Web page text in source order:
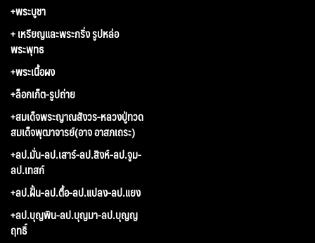
+พระบูชา
+ เหรียญและพระกริ่ง รูปหล่อ
พระพุทธ
+พระเนื้อผง
+ล็อกเก็ต-รูปถ่าย
+สมเด็จพระญาณสังวร-หลวงปู่ทวด
สมเด็จพุฒาจารย์(อาจ อาสภเถระ)
+ลป.มั่น-ลป.เสาร์-ลป.สิงห์-ลป.จูม-
ลป.เทสก์
+ลป.ฝั้น-ลป.ตื้อ-ลป.แปลง-ลป.แยง
+ลป.บุญพิน-ลป.บุญมา-ลป.บุญญ
ฤทธิ์